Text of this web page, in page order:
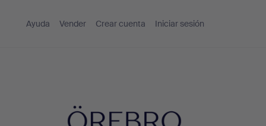
Ayuda Vender Crear cuenta Iniciar sesión